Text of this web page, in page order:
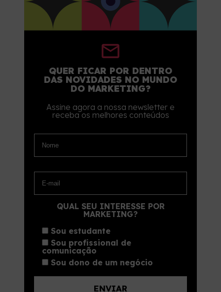
QUER FICAR POR DENTRO
DAS NOVIDADES NO MUNDO
DO MARKETING?
Assine agora a nossa newsletter e
receba os melhores conteúdos
QUAL SEU INTERESSE POR
MARKETING?
Sou estudante
Sou profissional de
comunicação
Sou dono de um negócio